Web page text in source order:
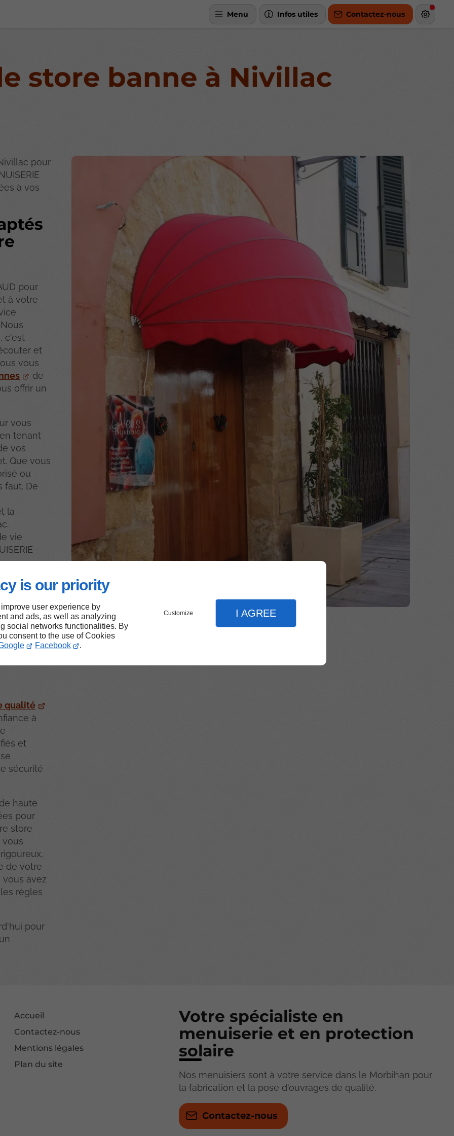
is our priority
user experience by
and ads, as well as analyzing
social networks functionalities. By
consent to the use of Cookies
Facebook .
Customize I AGREE
Menu Infos utiles Contactez-nous
store banne à Nivillac
pour
à vos
pour
à votre
c'est
et
vous
de
offrir un
vous
tenant
vos
Que vous
ou
faut. De
la
vie
à
qualité
à
et
sécurité
haute
pour
store
vous
de votre
vous avez
règles
pour
Accueil
Contactez-nous
Mentions légales
Plan du site
Votre spécialiste en
menuiserie et en protection
solaire
Nos menuisiers sont à votre service dans le Morbihan pour
la fabrication et la pose d'ouvrages de qualité.
Contactez-nous